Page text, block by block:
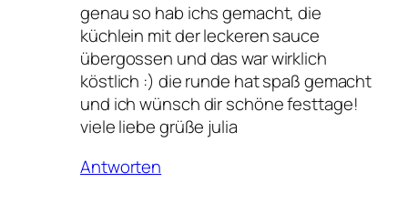
genau so hab ichs gemacht, die
küchlein mit der leckeren sauce
übergossen und das war wirklich
köstlich :) die runde hat spaß gemacht
und ich wünsch dir schöne festtage!
viele liebe grüße julia
Antworten